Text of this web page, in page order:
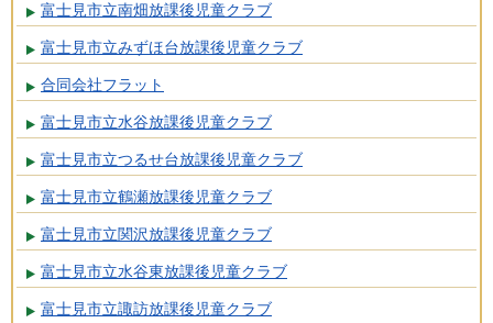
富士見市立南畑放課後児童クラブ
富士見市立みずほ台放課後児童クラブ
合同会社フラット
富士見市立水谷放課後児童クラブ
富士見市立つるせ台放課後児童クラブ
富士見市立鶴瀬放課後児童クラブ
富士見市立関沢放課後児童クラブ
富士見市立水谷東放課後児童クラブ
富士見市立諏訪放課後児童クラブ